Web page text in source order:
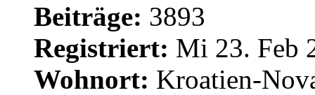
Beiträge: 3893
Registriert: Mi 23. Feb
Wohnort: Kroatien-